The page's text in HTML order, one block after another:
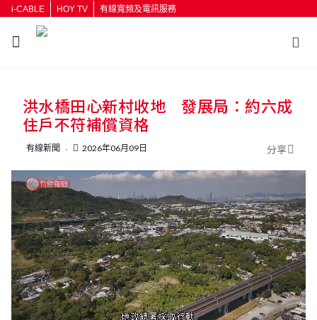
i-CABLE HOY TV 有線寬頻及電訊服務
按輸入鍵開始搜尋
洪水橋田心新村收地 發展局：約六成
住戶不符補償資格
有線新聞 2026年06月09日 分享